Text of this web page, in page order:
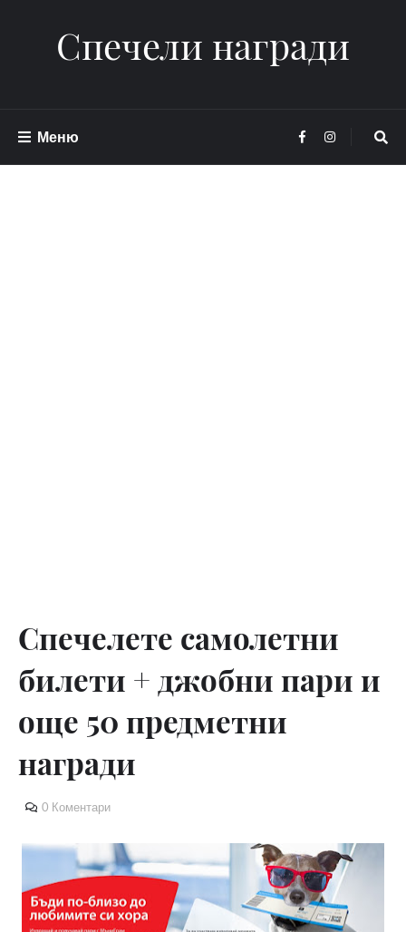
Спечели награди
Меню
Спечелете самолетни
билети + джобни пари и
още 50 предметни
награди
0 Коментари